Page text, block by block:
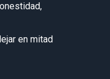
en mitad